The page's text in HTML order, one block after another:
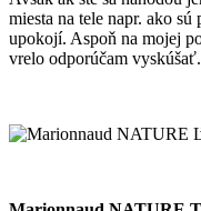
miesta na tele napr. ako
upokojí. Aspoň na mojej
vrelo odporúčam vyskúšať.